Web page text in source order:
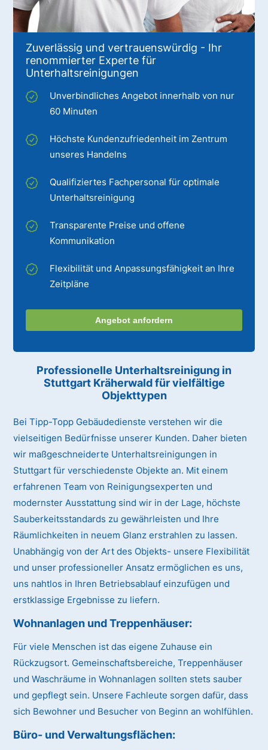
Zuverlässig und vertrauenswürdig - Ihr
renommierter Experte für
Unterhaltsreinigungen
Unverbindliches Angebot innerhalb von nur
60 Minuten
Höchste Kundenzufriedenheit im Zentrum
unseres Handelns
Qualifiziertes Fachpersonal für optimale
Unterhaltsreinigung
Transparente Preise und offene
Kommunikation
Flexibilität und Anpassungsfähigkeit an Ihre
Zeitpläne
Angebot anfordern
Professionelle Unterhaltsreinigung in
Stuttgart Kräherwaldfür vielfältige
Objekttypen
Bei Tipp-Topp Gebäudedienste verstehen wir die
vielseitigen Bedürfnisse unserer Kunden. Daher bieten
wir maßgeschneiderte Unterhaltsreinigungen in
Stuttgart für verschiedenste Objekte an. Mit einem
erfahrenen Team von Reinigungsexperten und
modernster Ausstattung sind wir in der Lage, höchste
Sauberkeitsstandards zu gewährleisten und Ihre
Räumlichkeiten in neuem Glanz erstrahlen zu lassen.
Unabhängig von der Art des Objekts- unsere Flexibilität
und unser professioneller Ansatz ermöglichen es uns,
uns nahtlos in Ihren Betriebsablauf einzufügen und
erstklassige Ergebnisse zu liefern.
Wohnanlagen und Treppenhäuser:
Für viele Menschen ist das eigene Zuhause ein
Rückzugsort. Gemeinschaftsbereiche, Treppenhäuser
und Waschräume in Wohnanlagen sollten stets sauber
und gepflegt sein. Unsere Fachleute sorgen dafür, dass
sich Bewohner und Besucher von Beginn an wohlfühlen.
Büro- und Verwaltungsflächen: